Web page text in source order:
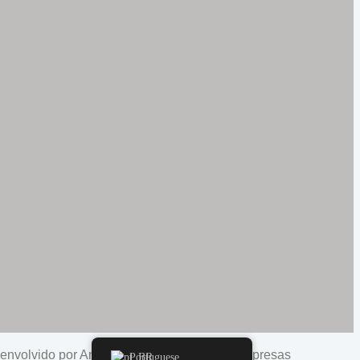
por Anderson Valente | Doutor Empresas
Portuguese